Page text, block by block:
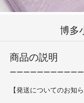
博
商品の説明
ーーーーーーーーーー
【発送についてのお知ら